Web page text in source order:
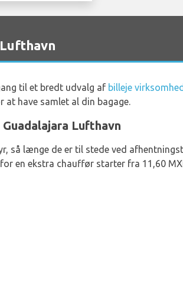
til et bredt udvalg af billeje
have samlet al din bagage.
Lufthavn
så længe de er til stede ved
en ekstra chauffør starter fra 11,60